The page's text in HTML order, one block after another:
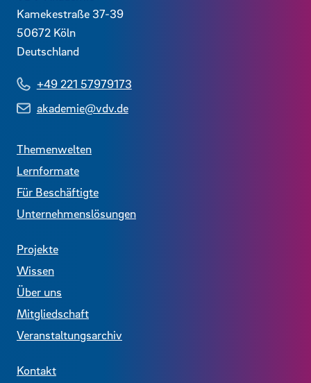
Kamekestraße 37-39
50672 Köln
Deutschland
+49 221 57979173
akademie@vdv.de
Themenwelten
Lernformate
Für Beschäftigte
Unternehmenslösungen
Projekte
Wissen
Über uns
Mitgliedschaft
Veranstaltungsarchiv
Kontakt